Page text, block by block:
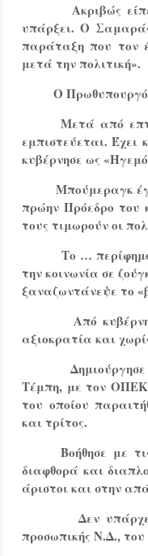
Ακριβώς
υπάρξει. Ο
παράταξη που τον
μετά την πολιτική».
Ο
Μετά από
εμπιστεύεται.
κυβέρνησε ως
Μπούμεραγκ
πρώην Πρόεδρο του
τους τιμωρούν οι
Το …
την κοινωνία σε
ξαναζωντάνεψε το
Από
αξιοκρατία και
Τέμπη, με τον
του οποίου
και τρίτος.
Βοήθησε με
διαφθορά και
άριστοι και στην
Δεν
προσωπικής Ν.Δ., του